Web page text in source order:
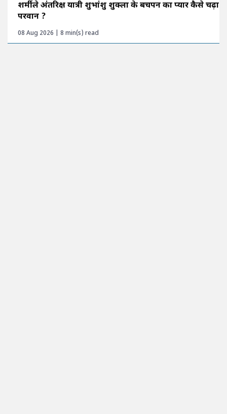
शर्मीले अंतरिक्ष यात्री शुभांशु शुक्ला के बचपन का प्यार कैसे चढ़ा
परवान ?
08 Aug 2026 | 8 min(s) read